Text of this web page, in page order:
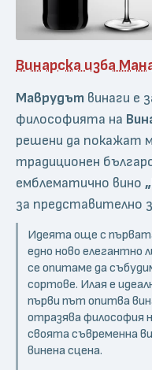
Винарска изба
Маврудът винаги е
философията на
решени да покажат
традиционен
емблематично вино
за представително
Идеята още с
едно ново елегантно
се опитаме да
сортове. Илая е
първи път опитва
отразява философия
своята съвременна
винена сцена.